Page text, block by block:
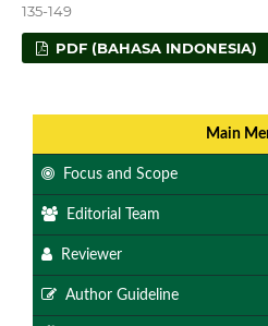
135-149
PDF (BAHASA INDONESIA)
Main
Focus and Scope
Editorial Team
Reviewer
Author Guideline